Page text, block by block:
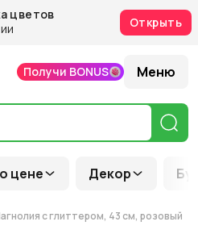
цветов
Открыть
цене Декор
Получи BONUS Меню
с глиттером, 43 см, розовый